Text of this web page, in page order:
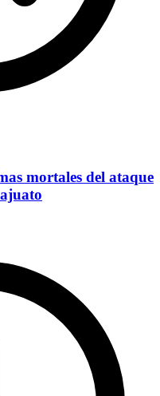
mortales del ataque